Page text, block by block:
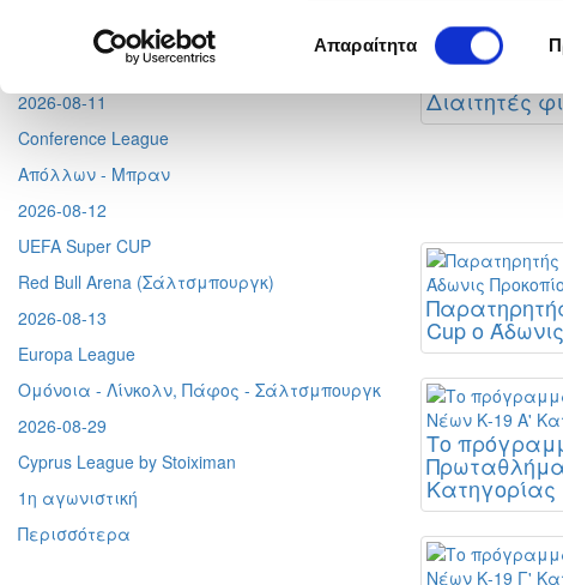
συγκατάθεσης
Απαραίτητα
Προσεχή Γεγονότα
2026-08-11
Conference League
Απόλλων - Μπραν
2026-08-12
UEFA Super CUP
Red Bull Arena (Σάλτσμπουργκ)
2026-08-13
Europa League
Ομόνοια - Λίνκολν, Πάφος - Σάλτσμπουργκ
2026-08-29
Cyprus League by Stoiximan
1η αγωνιστική
Περισσότερα
Διαιτητές
Cup ο
Το
Κατηγορίας